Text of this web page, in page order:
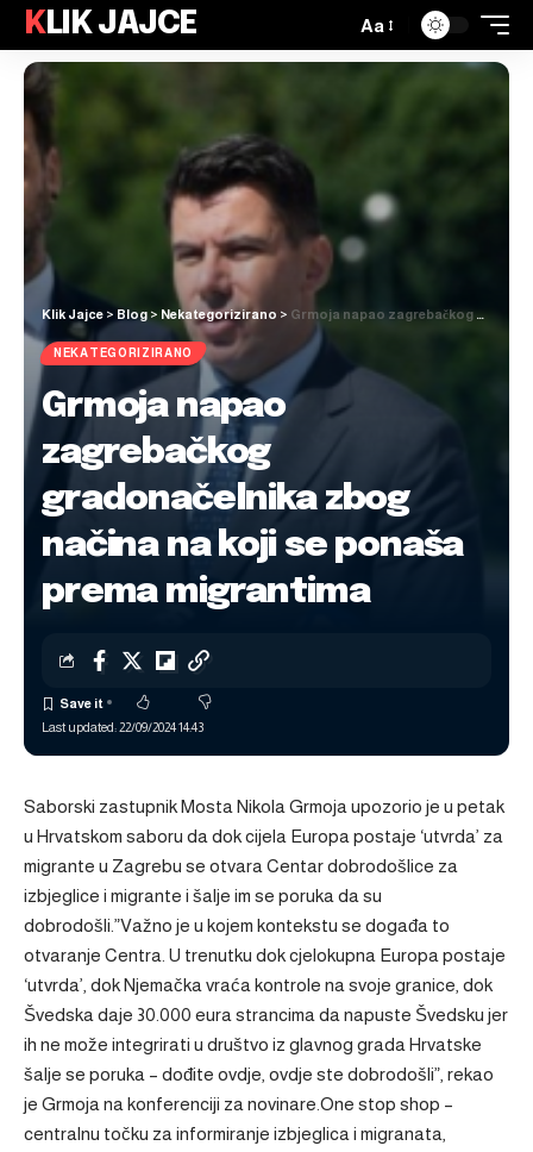
KLIK JAJCE Aa
Klik Jajce > Blog > Nekategorizirano > Grmoja napao zagrebačkog gradonačelnika zbog načina na koji se ponaša prema migrantima
NEKATEGORIZIRANO
Grmoja napao
zagrebačkog
gradonačelnika zbog
načina na koji se ponaša
prema migrantima
Last updated: 22/09/2024 14:43
Saborski zastupnik Mosta Nikola Grmoja upozorio je u petak
u Hrvatskom saboru da dok cijela Europa postaje ‘utvrda’ za
migrante u Zagrebu se otvara Centar dobrodošlice za
izbjeglice i migrante i šalje im se poruka da su
dobrodošli.”Važno je u kojem kontekstu se događa to
otvaranje Centra. U trenutku dok cjelokupna Europa postaje
‘utvrda’, dok Njemačka vraća kontrole na svoje granice, dok
Švedska daje 30.000 eura strancima da napuste Švedsku jer
ih ne može integrirati u društvo iz glavnog grada Hrvatske
šalje se poruka – dođite ovdje, ovdje ste dobrodošli”, rekao
je Grmoja na konferenciji za novinare.One stop shop –
centralnu točku za informiranje izbjeglica i migranata,